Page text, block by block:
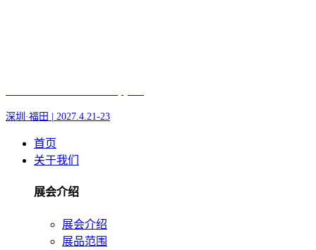
深圳·福田 | 2027.4.21-23
首页
关于我们
展会介绍
展会介绍
展品范围